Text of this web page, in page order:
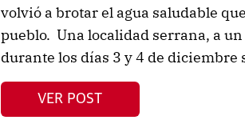
volvió a brotar el agua saludable
pueblo. Una localidad serrana, a
durante los días 3 y 4 de
VER POST